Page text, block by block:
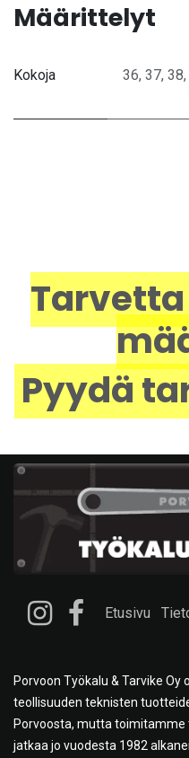
Määrittelyt
Kokoja 36, 37, 38,
Pyydä
Etusivu
Porvoon Työkalu & Tarvike
teollisuuden teknisten
Porvoosta, mutta toimitamme
jatkaa jo vuodesta 1982